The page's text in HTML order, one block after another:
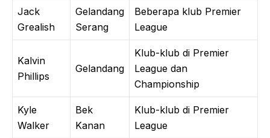
Jack
Grealish
Gelandang
Serang
Beberapa klub Premier
League
Kalvin
Phillips
Gelandang
Klub-klub di Premier
League dan
Championship
Kyle
Walker
Bek
Kanan
Klub-klub di Premier
League